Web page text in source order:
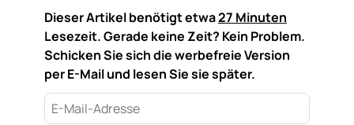
Dieser Artikel benötigt etwa27 Minuten
Lesezeit. Gerade keine Zeit? Kein Problem.
Schicken Sie sich die werbefreie Version
per E-Mail und lesen Sie sie später.